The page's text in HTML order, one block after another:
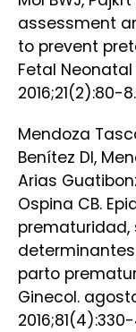
assessment
to prevent
Fetal
2016;21(2):80-8.
Mendoza
Benítez DI,
Arias
Ospina CB.
prematuridad,
parto
Ginecol.